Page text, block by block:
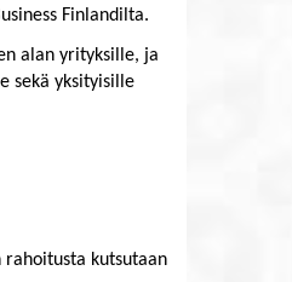
Finlandilta.
alan yrityksille, ja
sekä yksityisille
rahoitusta kutsutaan